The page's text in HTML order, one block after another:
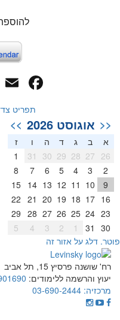
תפריט
<< אוגוסט 2026 >>
א ב ג ד ה
ז
26
27
28
29
30
31
2
3
4
5
6
7
8
9
10
11
12
13
14
15
16
17
18
19
20
21
22
23
24
25
26
27
28
29
30
31
2
3
4
5
דלג על אזור זה
רח' שושנה פרסיץ 15, תל אביב
יעוץ והרשמה ללימודים:
מרכזיה: 03-690-2444